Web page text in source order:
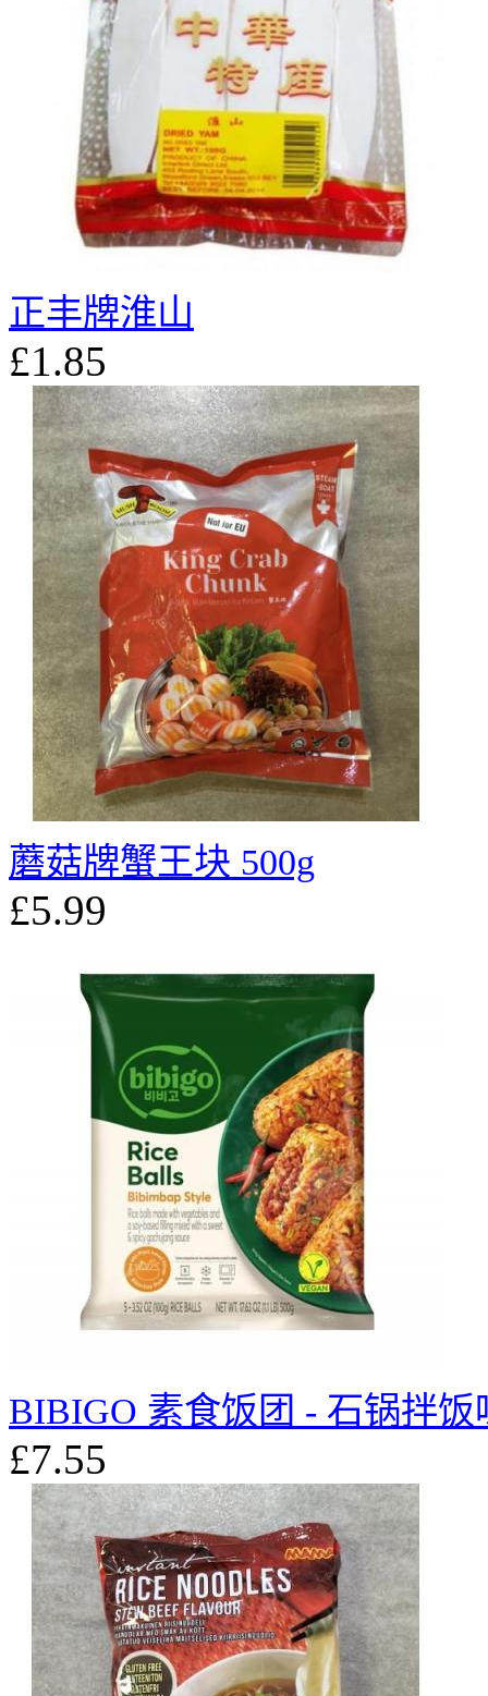
正丰牌淮山
£1.85
蘑菇牌蟹王块 500g
£5.99
BIBIGO 素食饭团 - 石锅拌饭
£7.55